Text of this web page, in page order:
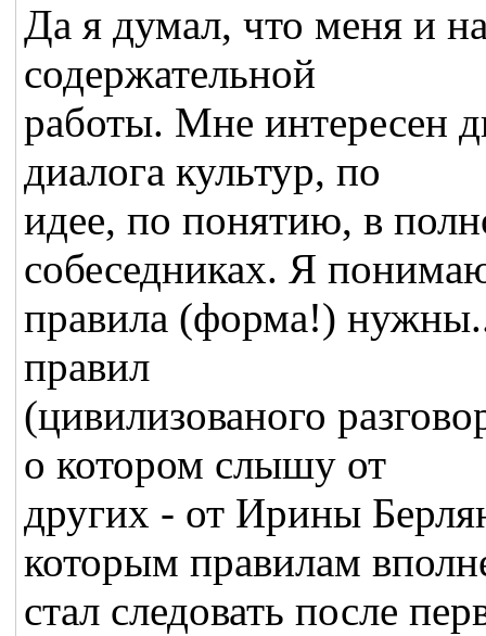
Да я думал, что меня и
содержательной
работы. Мне интересен
диалога культур, по
идее, по понятию, в
собеседниках. Я
правила (форма!)
правил
(цивилизованого
о котором слышу от
других - от Ирины
которым правилам
стал следовать после